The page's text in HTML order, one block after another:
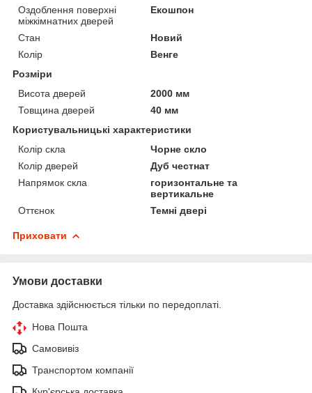
Оздоблення поверхні
міжкімнатних дверей
Екошпон
Стан
Новий
Колір
Венге
Розміри
Висота дверей
2000 мм
Товщина дверей
40 мм
Користувальницькі характеристики
Колір скла
Чорне скло
Колір дверей
Дуб честнат
Напрямок скла
горизонтальне та
вертикальне
Оттєнок
Темні двері
Приховати
Умови доставки
Доставка здійснюється тільки по передоплаті.
Нова Пошта
Самовивіз
Транспортом компанії